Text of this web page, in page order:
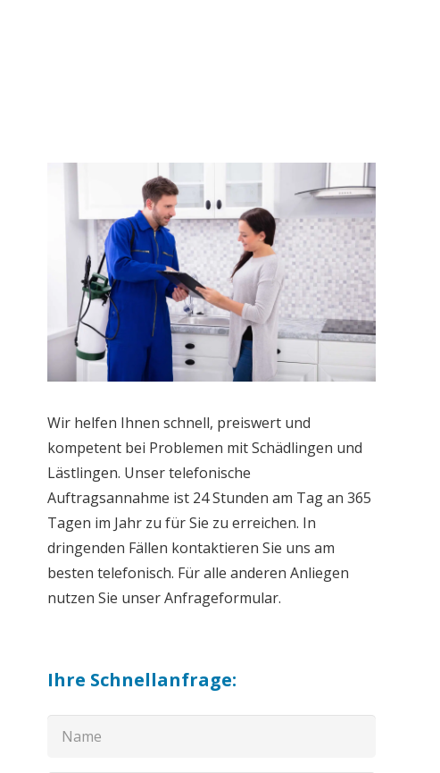
Wir helfen Ihnen schnell, preiswert und
kompetent bei Problemen mit Schädlingen und
Lästlingen. Unser telefonische
Auftragsannahme ist 24 Stunden am Tag an 365
Tagen im Jahr zu für Sie zu erreichen. In
dringenden Fällen kontaktieren Sie uns am
besten telefonisch. Für alle anderen Anliegen
nutzen Sie unser Anfrageformular.
Ihre Schnellanfrage: